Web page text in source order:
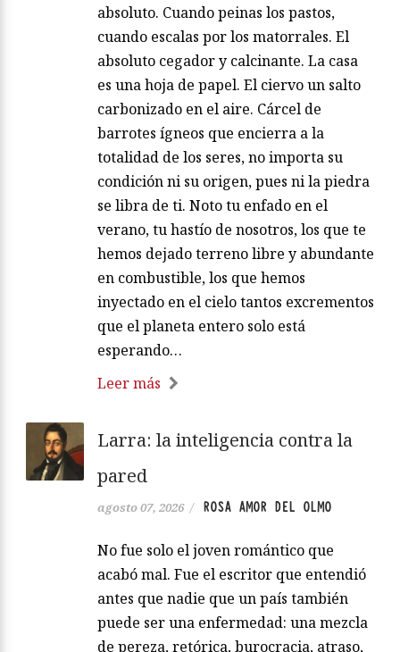
absoluto. Cuando peinas los pastos,
cuando escalas por los matorrales. El
absoluto cegador y calcinante. La casa
es una hoja de papel. El ciervo un salto
carbonizado en el aire. Cárcel de
barrotes ígneos que encierra a la
totalidad de los seres, no importa su
condición ni su origen, pues ni la piedra
se libra de ti. Noto tu enfado en el
verano, tu hastío de nosotros, los que te
hemos dejado terreno libre y abundante
en combustible, los que hemos
inyectado en el cielo tantos excrementos
que el planeta entero solo está
esperando…
Leer más
Larra: la inteligencia contra la
pared
agosto 07, 2026 / ROSA AMOR DEL OLMO
No fue solo el joven romántico que
acabó mal. Fue el escritor que entendió
antes que nadie que un país también
puede ser una enfermedad: una mezcla
de pereza, retórica, burocracia, atraso,